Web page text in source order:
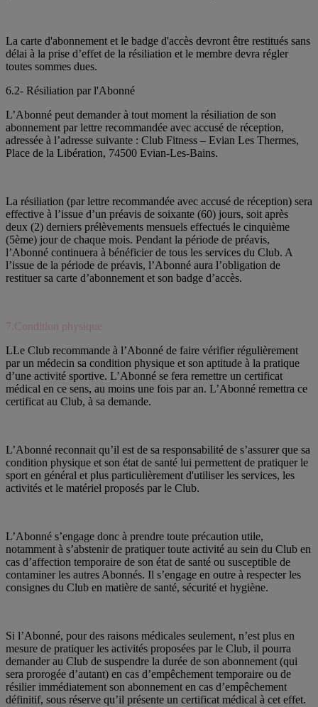
La carte d'abonnement et le badge d'accès devront être restitués sans
délai à la prise d’effet de la résiliation et le membre devra régler
toutes sommes dues.
6.2- Résiliation par l'Abonné
L’Abonné peut demander à tout moment la résiliation de son
abonnement par lettre recommandée avec accusé de réception,
adressée à l’adresse suivante : Club Fitness – Evian Les Thermes,
Place de la Libération, 74500 Evian-Les-Bains.
La résiliation (par lettre recommandée avec accusé de réception) sera
effective à l’issue d’un préavis de soixante (60) jours, soit après
deux (2) derniers prélèvements mensuels effectués le cinquième
(5ème) jour de chaque mois. Pendant la période de préavis,
l’Abonné continuera à bénéficier de tous les services du Club. A
l’issue de la période de préavis, l’Abonné aura l’obligation de
restituer sa carte d’abonnement et son badge d’accès.
7.Condition physique
LLe Club recommande à l’Abonné de faire vérifier régulièrement
par un médecin sa condition physique et son aptitude à la pratique
d’une activité sportive. L’Abonné se fera remettre un certificat
médical en ce sens, au moins une fois par an. L’Abonné remettra ce
certificat au Club, à sa demande.
L’Abonné reconnait qu’il est de sa responsabilité de s’assurer que sa
condition physique et son état de santé lui permettent de pratiquer le
sport en général et plus particulièrement d'utiliser les services, les
activités et le matériel proposés par le Club.
L’Abonné s’engage donc à prendre toute précaution utile,
notamment à s’abstenir de pratiquer toute activité au sein du Club en
cas d’affection temporaire de son état de santé ou susceptible de
contaminer les autres Abonnés. Il s’engage en outre à respecter les
consignes du Club en matière de santé, sécurité et hygiène.
Si l’Abonné, pour des raisons médicales seulement, n’est plus en
mesure de pratiquer les activités proposées par le Club, il pourra
demander au Club de suspendre la durée de son abonnement (qui
sera prorogée d’autant) en cas d’empêchement temporaire ou de
résilier immédiatement son abonnement en cas d’empêchement
définitif, sous réserve qu’il présente un certificat médical à cet effet.